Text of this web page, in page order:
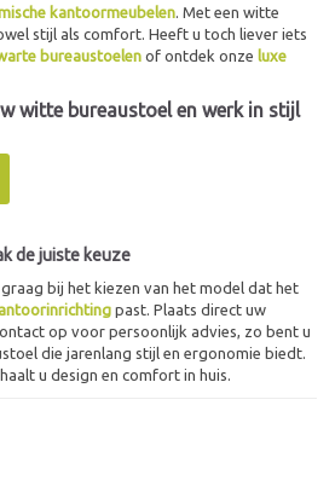
kantoormeubelen. Met een witte
stijl als comfort. Heeft u toch liever iets
bureaustoelen of ontdek onze luxe
witte bureaustoel en werk in stijl
de juiste keuze
bij het kiezen van het model dat het
past. Plaats direct uw
op voor persoonlijk advies, zo bent u
die jarenlang stijl en ergonomie biedt.
u design en comfort in huis.